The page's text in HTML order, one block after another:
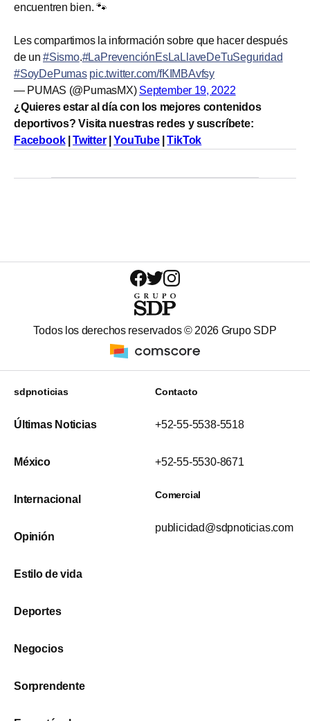
encuentren bien. 🐾
Les compartimos la información sobre que hacer después
de un #Sismo.#LaPrevenciónEsLaLlaveDeTuSeguridad
#SoyDePumas pic.twitter.com/fKIMBAvfsy
— PUMAS (@PumasMX) September 19, 2022
¿Quieres estar al día con los mejores contenidos
deportivos? Visita nuestras redes y suscríbete:
Facebook|Twitter|YouTube|TikTok
Todos los derechos reservados © 2026 Grupo SDP
sdpnoticias
Últimas Noticias
México
Internacional
Opinión
Estilo de vida
Deportes
Negocios
Sorprendente
Contacto
+52-55-5538-5518
+52-55-5530-8671
Comercial
publicidad@sdpnoticias.com